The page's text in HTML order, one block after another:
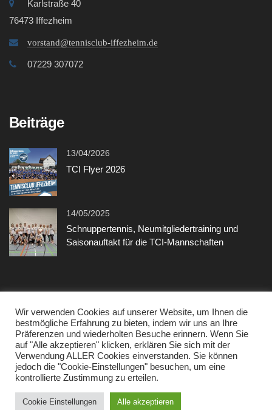
Karlstraße 40
76473 Iffezheim
vorstand@tennisclub-iffezheim.de
07229 307072
Beiträge
13/04/2026
TCI Flyer 2026
14/05/2025
Schnuppertennis, Neumitgliedertraining und
Saisonauftakt für die TCI-Mannschaften
Sonstiges
Kontakt
Datenschutzerklärung
Impressum
Wir verwenden Cookies auf unserer Website, um Ihnen die
bestmögliche Erfahrung zu bieten, indem wir uns an Ihre
Präferenzen und wiederholten Besuche erinnern. Wenn Sie
auf "Alle akzeptieren" klicken, erklären Sie sich mit der
Verwendung ALLER Cookies einverstanden. Sie können
jedoch die "Cookie-Einstellungen" besuchen, um eine
kontrollierte Zustimmung zu erteilen.
Cookie Einstellungen Alle akzeptieren